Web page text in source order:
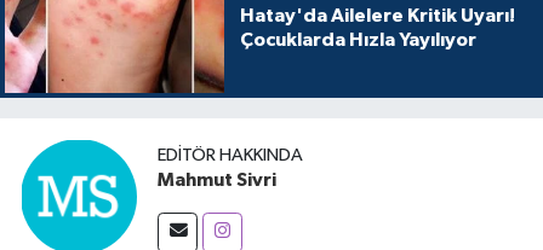
Hatay'da Ailelere Kritik Uyarı!
Çocuklarda Hızla Yayılıyor
EDITÖR HAKKINDA
Mahmut Sivri